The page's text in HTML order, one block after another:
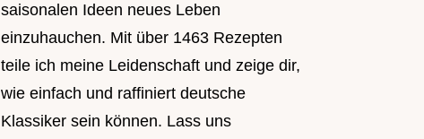
saisonalen Ideen neues Leben
einzuhauchen. Mit über 1463 Rezepten
teile ich meine Leidenschaft und zeige dir,
wie einfach und raffiniert deutsche
Klassiker sein können. Lass uns